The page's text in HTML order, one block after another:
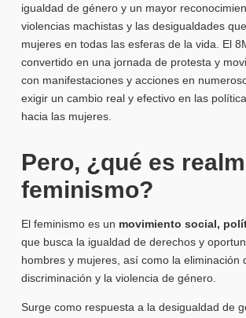
igualdad de género y un mayor
violencias machistas y las desigualdades
mujeres en todas las esferas de la vida. El
convertido en una jornada de protesta y
con manifestaciones y acciones en
exigir un cambio real y efectivo en las
hacia las mujeres.
Pero, ¿qué es
feminismo?
El feminismo es un movimiento social,
que busca la igualdad de derechos y
hombres y mujeres, así como la eliminación
discriminación y la violencia de género.
Surge como respuesta a la desigualdad de